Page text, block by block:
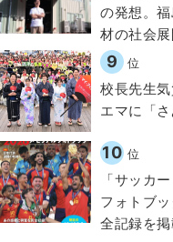
の発想。
材の社会展
9 位
校長先生
エマに「
10 位
「サッカ
フォトブ
全記録を